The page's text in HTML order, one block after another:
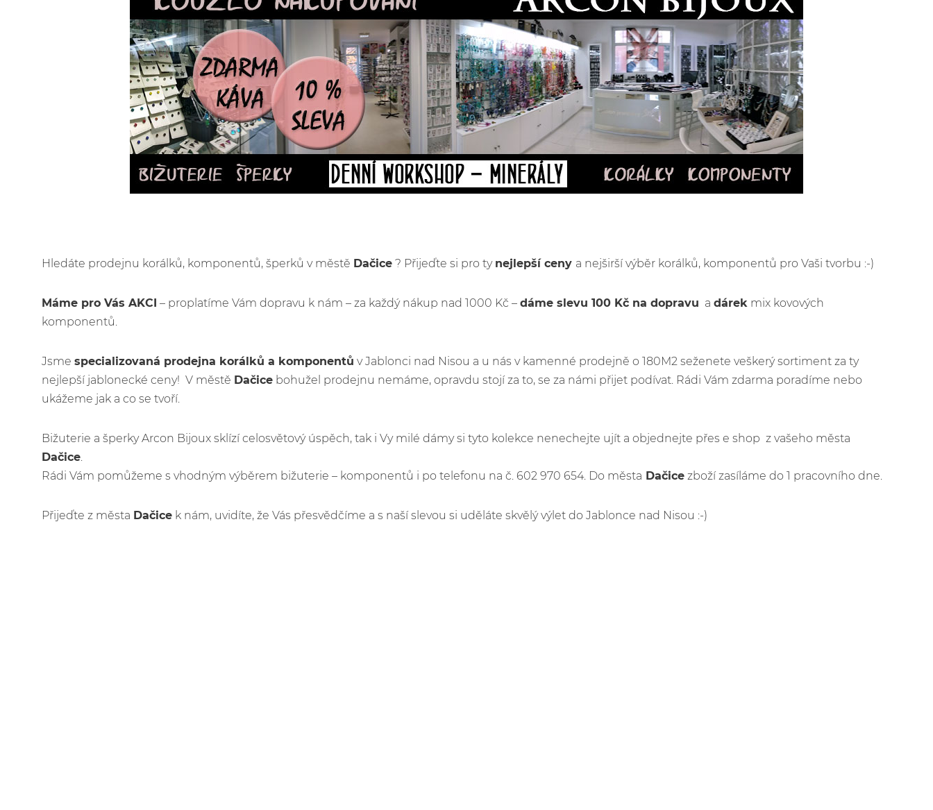
Hledáte prodejnu korálků, komponentů, šperků v městě Dačice ? Přijeďte si pro ty nejlepší ceny a nejširší výběr korálků, komponentů pro Vaši tvorbu :-)
Máme pro Vás AKCI – proplatíme Vám dopravu k nám – za každý nákup nad 1000 Kč – dáme slevu 100 Kč na dopravu a dárek mix kovových
komponentů.
Jsme specializovaná prodejna korálků a komponentů v Jablonci nad Nisou a u nás v kamenné prodejně o 180M2 seženete veškerý sortiment za ty
nejlepší jablonecké ceny! V městě Dačice bohužel prodejnu nemáme, opravdu stojí za to, se za námi přijet podívat. Rádi Vám zdarma poradíme nebo
ukážeme jak a co se tvoří.
Bižuterie a šperky Arcon Bijoux sklízí celosvětový úspěch, tak i Vy milé dámy si tyto kolekce nenechejte ujít a objednejte přes e shop z vašeho města
Dačice.
Rádi Vám pomůžeme s vhodným výběrem bižuterie – komponentů i po telefonu na č. 602 970 654. Do města Dačice zboží zasíláme do 1 pracovního dne.
Přijeďte z města Dačice k nám, uvidíte, že Vás přesvědčíme a s naší slevou si uděláte skvělý výlet do Jablonce nad Nisou :-)